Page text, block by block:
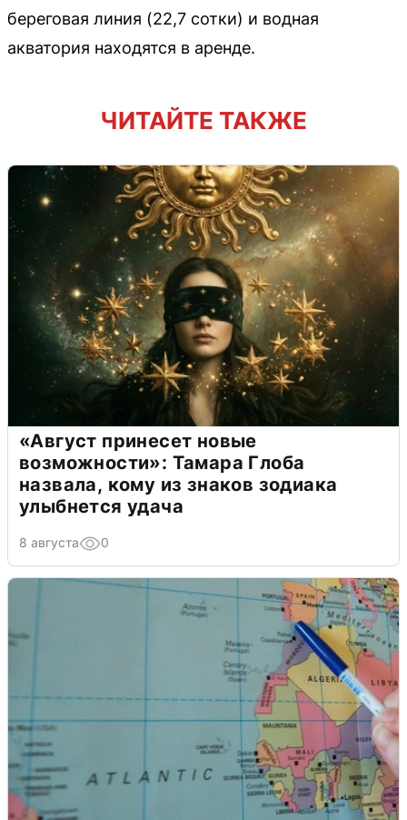
береговая линия (22,7 сотки) и водная
акватория находятся в аренде.
ЧИТАЙТЕ ТАКЖЕ
«Август принесет новые
возможности»: Тамара Глоба
назвала, кому из знаков зодиака
улыбнется удача
8 августа 0